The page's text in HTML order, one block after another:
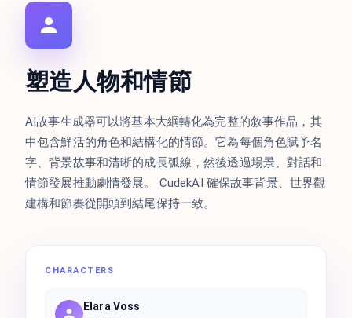
塑造人物和情節
AI故事生成器可以將基本大綱轉化為完整的敘事作品，其
中包含鮮活的角色和結構化的情節。它為每個角色賦予名
字、背景故事和清晰的成長弧線，然後透過場景、對話和
情節發展推動劇情發展。 CudekAI 確保故事背景、世界觀
建構和節奏從開頭到結尾保持一致。
CHARACTERS
Elara Voss